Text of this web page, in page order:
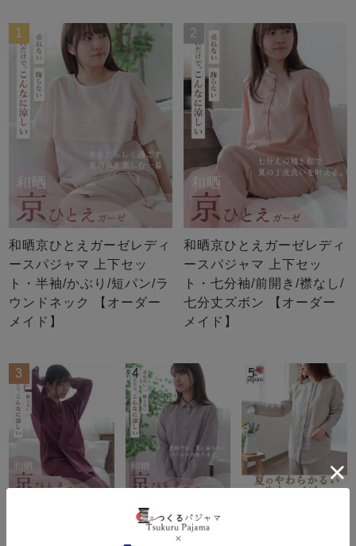
1
和晒京ひとえガーゼレディ
ースパジャマ 上下セッ
ト・半袖/かぶり/短パン/ラ
ウンドネック 【オーダー
メイド】
2
和晒京ひとえガーゼレディ
ースパジャマ 上下セッ
ト・七分袖/前開き/襟なし/
七分丈ズボン 【オーダー
メイド】
3 4
和晒京ひとえガ
ーゼレディース
5